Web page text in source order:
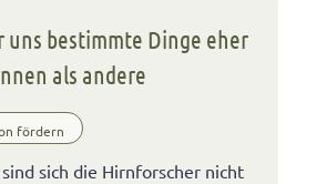
uns bestimmte Dinge eher
als andere
fördern
sich die Hirnforscher nicht